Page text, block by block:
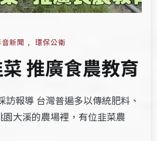
新聞 , 環保公衛
推廣食農教育
報導 台灣普遍多以傳統肥料、
大溪的農場裡，有位韭菜農